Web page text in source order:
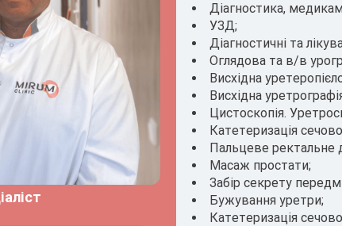
Діагностика,
УЗД;
Діагностичні та
Оглядова та в/в
Висхідна
Висхідна
Цистоскопія.
Катетеризація
Пальцеве ректальне
Масаж простати;
Забір секрету
Бужування уретри;
Катетеризація